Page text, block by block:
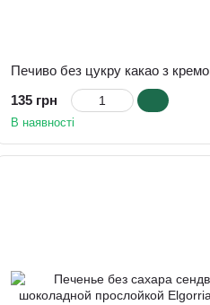
135 грн
В наявності